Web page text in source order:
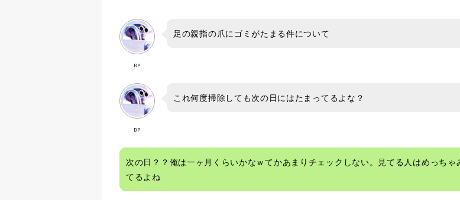
BP
足の親指の爪にゴミがたまる件について
BP
これ何度掃除しても次の日にはたまってるよな？
次の日？？俺は一ヶ月くらいかなｗてかあまりチェックしない。見てる人はめっちゃ
てるよね